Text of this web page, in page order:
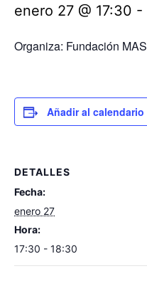
enero 27 @ 17:30 -
Organiza: Fundación MAS
Añadir al calendario
DETALLES
Fecha:
enero 27
Hora:
17:30 - 18:30